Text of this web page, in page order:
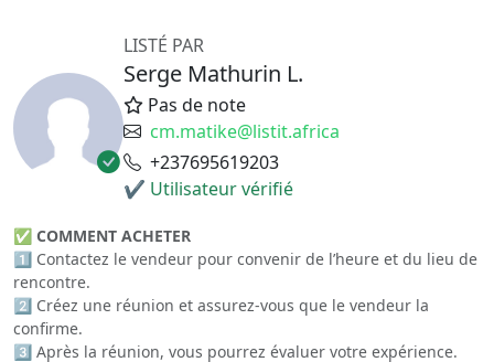
LISTÉ PAR
Serge Mathurin L.
Pas de note
cm.matike@listit.africa
+237695619203
✔ Utilisateur vérifié
✅ COMMENT ACHETER
1️⃣ Contactez le vendeur pour convenir de l’heure et du lieu de
rencontre.
2️⃣ Créez une réunion et assurez-vous que le vendeur la
confirme.
3️⃣ Après la réunion, vous pourrez évaluer votre expérience.